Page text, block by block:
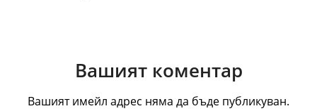
Вашият коментар
Вашият имейл адрес няма да бъде публикуван.